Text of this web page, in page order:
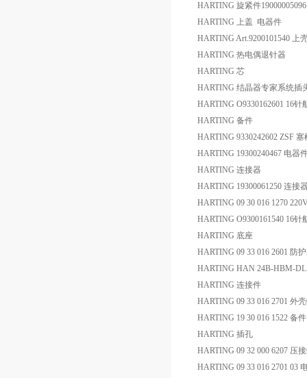
HARTING 旋紧件
HARTING 上盖 电器件
HARTING Art.9200101540 上
HARTING 热电偶退针器
HARTING 芯
HARTING 结晶器专家系统插
HARTING O9330162601 16针
HARTING 备件
HARTING 9330242602 ZSF
HARTING 19300240467 电器
HARTING 连接器
HARTING 19300061250 连接
HARTING 09 30 016 1270
HARTING O9300161540 16针
HARTING 底座
HARTING 09 33 016 2601 防
HARTING HAN 24B-HBM-
HARTING 连接件
HARTING 09 33 016 2701 外
HARTING 19 30 016 1522 备件
HARTING 插孔
HARTING 09 32 000 6207 压
HARTING 09 33 016 2701 03